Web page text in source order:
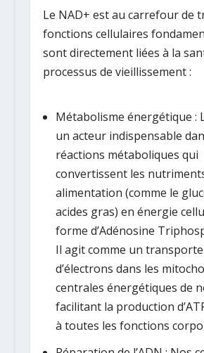
Le NAD+ est au carrefour de
fonctions cellulaires
sont directement liées à la
processus de vieillissement :
Métabolisme énergétique :
un acteur indispensable
réactions métaboliques qui
convertissent les
alimentation (comme le
acides gras) en énergie
forme d’Adénosine
Il agit comme un
d’électrons dans les
centrales énergétiques de
facilitant la production
à toutes les fonctions